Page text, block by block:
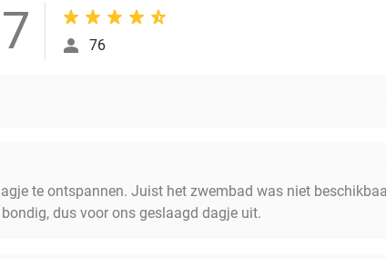
76
te ontspannen. Juist het zwembad was niet
dus voor ons geslaagd dagje uit.